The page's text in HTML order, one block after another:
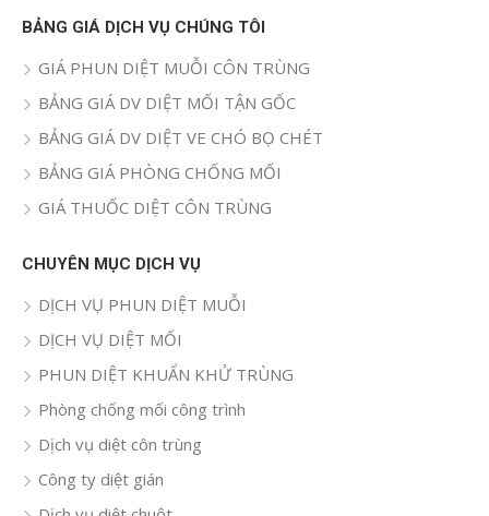
quả
BẢNG GIÁ DỊCH VỤ CHÚNG TÔI
GIÁ PHUN DIỆT MUỖI CÔN TRÙNG
BẢNG GIÁ DV DIỆT MỐI TẬN GỐC
BẢNG GIÁ DV DIỆT VE CHÓ BỌ CHÉT
BẢNG GIÁ PHÒNG CHỐNG MỐI
GIÁ THUỐC DIỆT CÔN TRÙNG
CHUYÊN MỤC DỊCH VỤ
DỊCH VỤ PHUN DIỆT MUỖI
DỊCH VỤ DIỆT MỐI
PHUN DIỆT KHUẨN KHỬ TRÙNG
Phòng chống mối công trình
Dịch vụ diệt côn trùng
Công ty diệt gián